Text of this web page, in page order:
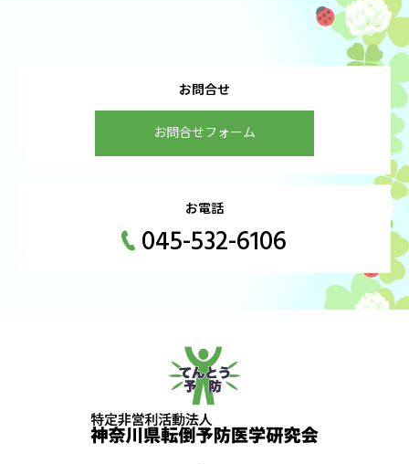
お問合せ
お問合せフォーム
お電話
045-532-6106